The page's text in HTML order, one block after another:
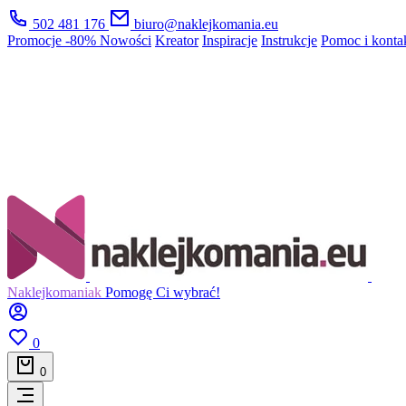
502 481 176
biuro@naklejkomania.eu
Promocje -80% Nowości Kreator Inspiracje Instrukcje Pomoc i
Naklejkomaniak Pomogę Ci wybrać!
0
0